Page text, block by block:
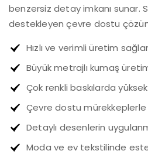
benzersiz detay imkanı sunar.
destekleyen çevre dostu
Hızlı ve verimli üretim
Büyük metrajlı kumaş
Çok renkli baskılarda
Çevre dostu mürekkeplerle
Detaylı desenlerin
Moda ve ev tekstilinde